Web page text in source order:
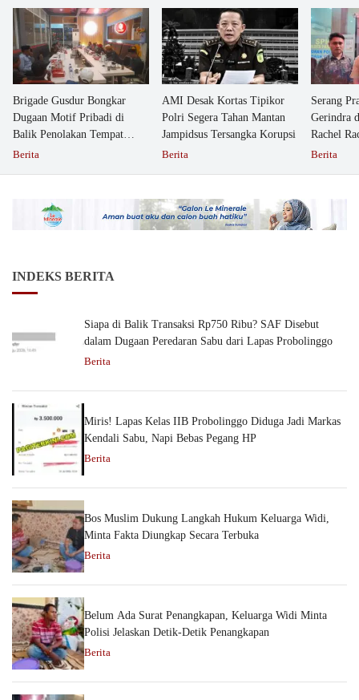
Brigade Gusdur Bongkar
Dugaan Motif Pribadi di
Balik Penolakan Tempat
Ibadah GKJW Bangil
Berita
AMI Desak Kortas Tipikor
Polri Segera Tahan Mantan
Jampidsus Tersangka Korupsi
Berita
Serang
Gerindra
Rachel
Berita
INDEKS BERITA
Siapa di Balik Transaksi Rp750 Ribu? SAF Disebut
dalam Dugaan Peredaran Sabu dari Lapas Probolinggo
Berita
Miris! Lapas Kelas IIB Probolinggo Diduga Jadi Markas
Kendali Sabu, Napi Bebas Pegang HP
Berita
Bos Muslim Dukung Langkah Hukum Keluarga Widi,
Minta Fakta Diungkap Secara Terbuka
Berita
Belum Ada Surat Penangkapan, Keluarga Widi Minta
Polisi Jelaskan Detik-Detik Penangkapan
Berita